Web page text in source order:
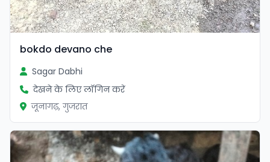
bokdo devano che
Sagar Dabhi
देखने के लिए लॉगिन करें
जूनागढ़, गुजरात